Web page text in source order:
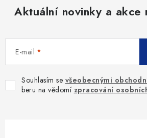
Aktuální novinky a akce
E-mail
Souhlasím se všeobecnými
beru na vědomí zpracování